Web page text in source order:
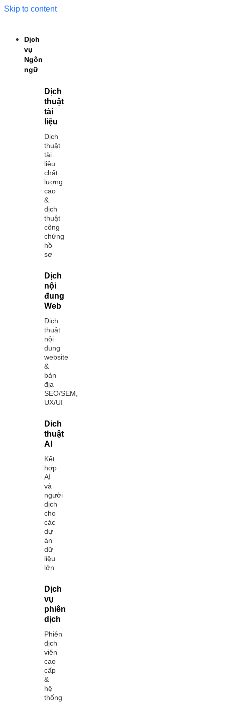
Skip to content
Dịch
vụ
Ngôn
ngữ
Dịch
thuật
tài
liệu
Dịch
thuật
tài
liệu
chất
lượng
cao
&
dịch
thuật
công
chứng
hồ
sơ
Dịch
nội
đung
Web
Dịch
thuật
nội
dung
website
&
bản
địa
SEO/SEM,
UX/UI
Dich
thuật
AI
Kết
hợp
AI
và
người
dịch
cho
các
dự
án
dữ
liệu
lớn
Dịch
vụ
phiên
dịch
Phiên
dịch
viên
cao
cấp
&
hệ
thống